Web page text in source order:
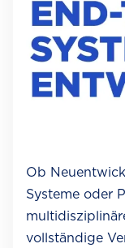
Ob
Systeme oder
vollständige